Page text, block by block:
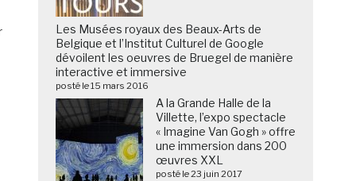
Les Musées royaux des Beaux-Arts de
Belgique et l’Institut Culturel de Google
dévoilent les oeuvres de Bruegel de manière
interactive et immersive
posté le 15 mars 2016
A la Grande Halle de la
Villette, l’expo spectacle
« Imagine Van Gogh » offre
une immersion dans 200
œuvres XXL
posté le 23 juin 2017